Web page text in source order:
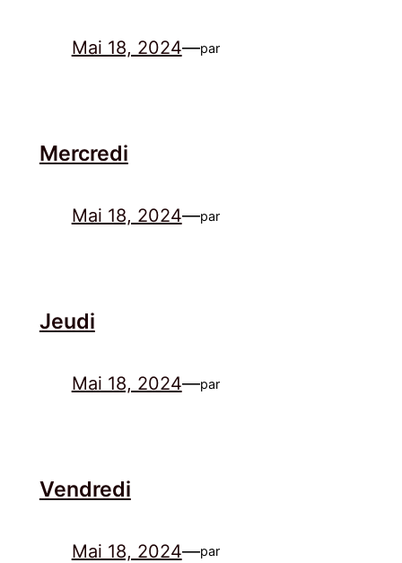
Mai 18, 2024—par
Mercredi
Mai 18, 2024—par
Jeudi
Mai 18, 2024—par
Vendredi
Mai 18, 2024—par